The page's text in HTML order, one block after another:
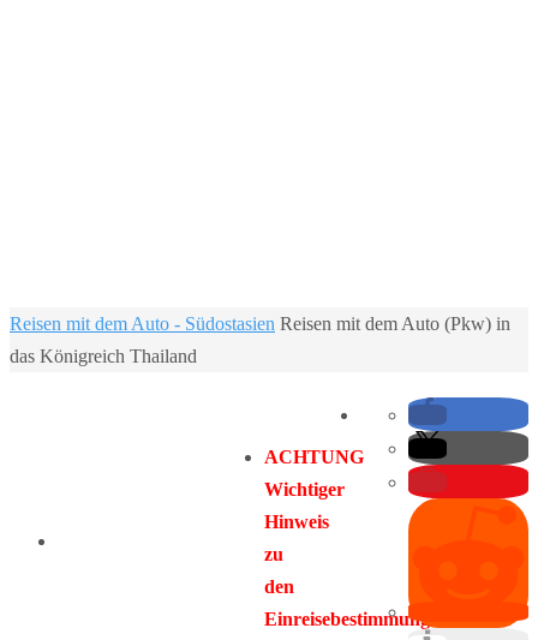
Home
Reisen mit dem Auto - Südostasien Reisen mit dem Auto (Pkw) in
das Königreich Thailand
ACHTUNG
Wichtiger
Hinweis
zu
den
Einreisebestimmungen: